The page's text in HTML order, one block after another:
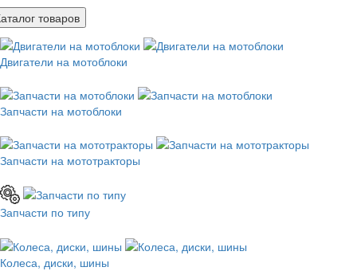
товаров
Двигатели на мотоблоки
Запчасти на мотоблоки
Запчасти на мототракторы
Запчасти по типу
Колеса, диски, шины